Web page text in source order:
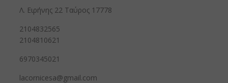
Λ. Ειρήνης 22 Ταύρος 17778
2104832565
2104810621
6970345021
lacornicesa@gmail.com